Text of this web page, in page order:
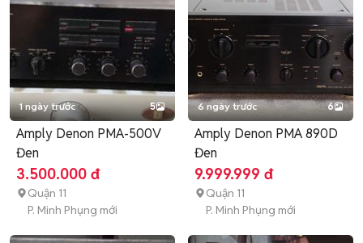
1 ngày trước 5
Amply Denon PMA-500V
Đen
3.500.000 đ
Quận 11
P. Minh Phụng mới
6 ngày trước 6
Amply Denon PMA 890D
Đen
9.999.999 đ
Quận 11
P. Minh Phụng mới